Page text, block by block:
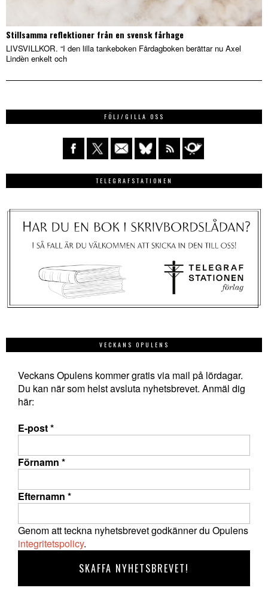
Stillsamma reflektioner från en svensk fårhage
LIVSVILLKOR. “I den lilla tankeboken Fårdagboken berättar nu Axel
Lindèn enkelt och
FÖLJ/GILLA OSS
TELEGRAFSTATIONEN
VECKANS OPULENS
Veckans Opulens kommer gratis via mail på lördagar.
Du kan när som helst avsluta nyhetsbrevet. Anmäl dig
här:
E-post*
Förnamn *
Efternamn *
Genom att teckna nyhetsbrevet godkänner du Opulens
integritetspolicy.